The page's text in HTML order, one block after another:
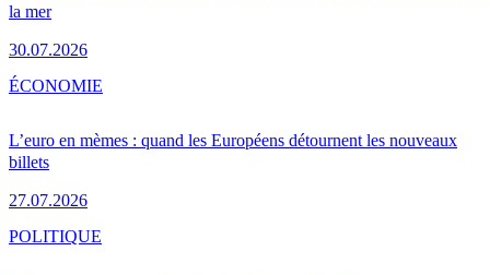
la mer
30.07.2026
L’euro en mèmes : quand les Européens détournent les nouveaux
billets
27.07.2026
ÉCONOMIE
POLITIQUE